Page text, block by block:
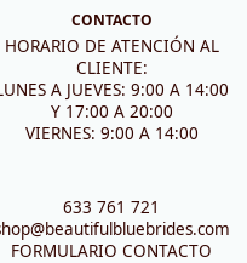
CONTACTO
HORARIO DE ATENCIÓN AL
CLIENTE:
A JUEVES: 9:00 A 14:00
Y 17:00 A 20:00
VIERNES: 9:00 A 14:00
633 761 721
FORMULARIO CONTACTO